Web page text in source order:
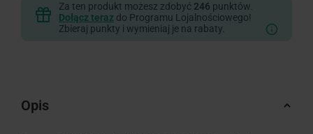
Za ten produkt możesz zdobyć 246 punktów.
Dołącz teraz do Programu Lojalnościowego!
Zbieraj punkty i wymieniaj je na rabaty.
Opis